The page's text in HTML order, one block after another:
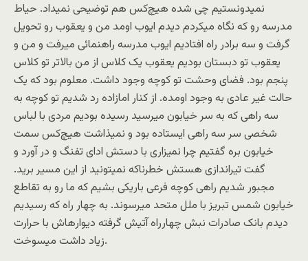
نمیدونستیم چی شده هیچ‌کس هم توضیحی نمیداد. حیاط
مدرسه رو که نگاه میکردم دیدم ایوب اومد من و یعقوب رو تحویل
گرفت و سه برادر راه افتادیم ایوب مدرسه راهنمائی میرفت و من و
یعقوب تو دبستان بودیم یعقوب یک کلاس از من بالاتر تو کلاس
پنجم بود. فضای وحشت تو کوچه وجود داشت. معلوم بود که یک
حالت غیر عادی به وجود اومده. از کنار امازاده رد شدیم تو کوچه به
سه راهی که به سر خیابون میرسید رسیده بودیم مردی با لباس
شخصی سر سه راهی ایستاده بود و نمیذاشت هیچ‌کس سمت
خیابون بره گفتیم چرا نمیزاری با دستش ادای تفنگ و در آورد و
گفت تیراندازی هستش خطرناکه نمیتونید از این مسیر برید.
مجبور شدیم راهی کوچه فرعی باریکی بشیم که ما رو به تقاطع
خیابون شمس تبریز با ملل متحد میرسوند. به چهار راه که رسیدیم
دیدم بانک صادرات نبش چهارراه آتیش گرفته دیوارهاش با حرارت
زیاد داشت میسوخت.